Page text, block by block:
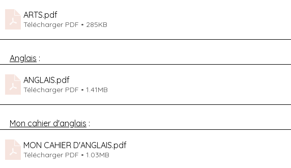
ARTS.pdf
Télécharger PDF • 285KB
Anglais :
ANGLAIS.pdf
Télécharger PDF • 1.41MB
Mon cahier d'anglais :
MON CAHIER D'ANGLAIS.pdf
Télécharger PDF • 1.03MB